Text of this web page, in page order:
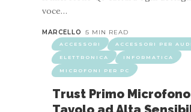
AMAZON ELETTRONICA
voce…
MARCELLO 5 MIN READ
ACCESSORI ACCESSORI PER
ELETTRONICA INFORMATICA
MICROFONI PER PC
Trust Primo